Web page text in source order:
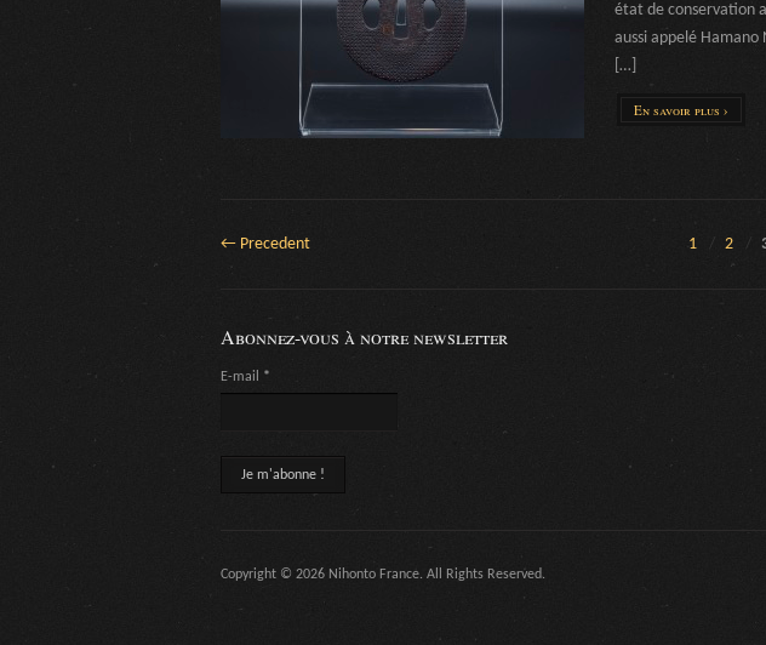
état de conservation
aussi appelé
[…]
En savoir plus ›
← Precedent 1 2
Abonnez-vous à notre newsletter
E-mail *
Copyright © 2026 Nihonto France. All Rights Reserved.